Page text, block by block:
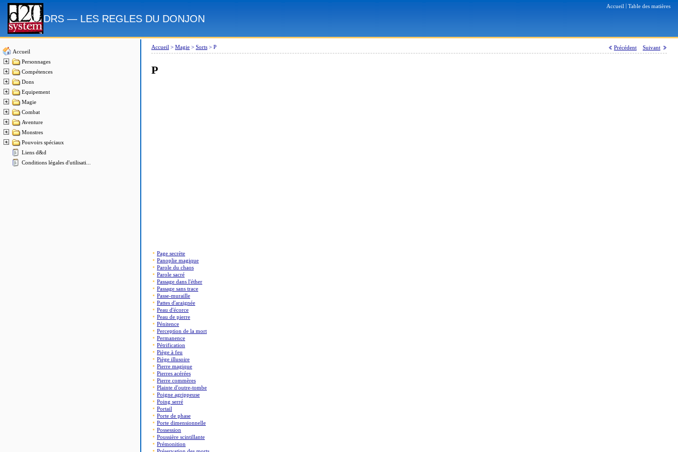
Accueil Table des matières
DRS — LES REGLES DU DONJON
Accueil
Personnages
Compétences
Dons
Equipement
Magie
Combat
Aventure
Monstres
Pouvoirs spéciaux
Liens d&d
Conditions légales d'utilisati...
Accueil > Magie > Sorts > P Précédent Suivant
P
Page secrète
Panoplie magique
Parole du chaos
Parole sacré
Passage dans l'éther
Passage sans trace
Passe-muraille
Pattes d'araignée
Peau d'écorce
Peau de pierre
Pénitence
Perception de la mort
Permanence
Pétrification
Piège à feu
Piège illusoire
Pierre magique
Pierres acérées
Pierre commères
Plainte d'outre-tombe
Poigne agrippeuse
Poing serré
Portail
Porte de phase
Porte dimensionnelle
Possession
Poussière scintillante
Prémonition